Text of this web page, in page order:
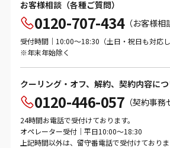
お客様相談（各種ご質問）
0120-707-434（お客様相
受付時間｜10:00～18:30（土日・祝日も対応し
※年末年始除く
クーリング・オフ、解約、契約内容に
0120-446-057 （契約事務
24時間お電話で受付けております。
オペレーター受付｜平日10:00～18:30
上記時間以外は、留守番電話で受付けておりま